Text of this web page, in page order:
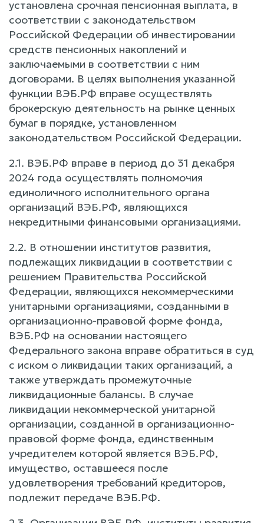
установлена срочная пенсионная выплата, в
соответствии с законодательством
Российской Федерации об инвестировании
средств пенсионных накоплений и
заключаемыми в соответствии с ним
договорами. В целях выполнения указанной
функции ВЭБ.РФ вправе осуществлять
брокерскую деятельность на рынке ценных
бумаг в порядке, установленном
законодательством Российской Федерации.
2.1. ВЭБ.РФ вправе в период до 31 декабря
2024 года осуществлять полномочия
единоличного исполнительного органа
организаций ВЭБ.РФ, являющихся
некредитными финансовыми организациями.
2.2. В отношении институтов развития,
подлежащих ликвидации в соответствии с
решением Правительства Российской
Федерации, являющихся некоммерческими
унитарными организациями, созданными в
организационно-правовой форме фонда,
ВЭБ.РФ на основании настоящего
Федерального закона вправе обратиться в суд
с иском о ликвидации таких организаций, а
также утверждать промежуточные
ликвидационные балансы. В случае
ликвидации некоммерческой унитарной
организации, созданной в организационно-
правовой форме фонда, единственным
учредителем которой является ВЭБ.РФ,
имущество, оставшееся после
удовлетворения требований кредиторов,
подлежит передаче ВЭБ.РФ.